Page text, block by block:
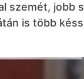
szemét, jobb
is több